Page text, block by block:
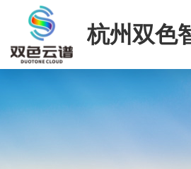
杭州双色
司